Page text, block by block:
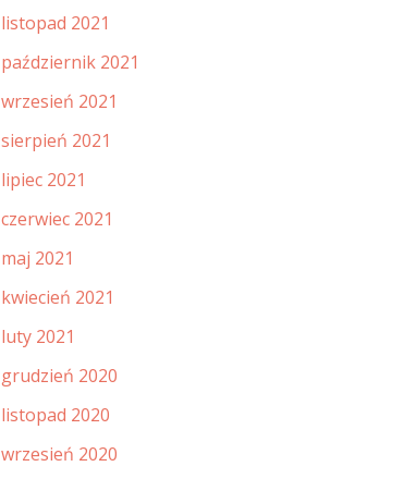
listopad 2021
październik 2021
wrzesień 2021
sierpień 2021
lipiec 2021
czerwiec 2021
maj 2021
kwiecień 2021
luty 2021
grudzień 2020
listopad 2020
wrzesień 2020